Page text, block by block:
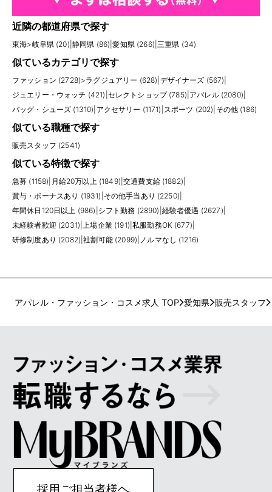
近隣の都道府県で探す
東海>岐阜県 (20) 静岡県 (86) |愛知県 (266) |三重県 (34)
似ているカテゴリで探す
ファッション (2728)>ラグジュアリー (628) デザイナーズ (567)
ジュエリー・ウォッチ (421) セレクトショップ (785) アパレル (2080)
バッグ・シューズ (1310) アクセサリー (1171) スポーツ (202) その他 (186)
似ている職種で探す
販売スタッフ (2541)
似ている特徴で探す
急募 (1158) 月給20万以上 (1849) |交通費支給 (1882)
賞与・ボーナスあり (1931) その他手当あり (2250)
年間休日120日以上 (986) シフト勤務 (2890) 経験者優遇 (2627)
未経験者歓迎 (2031) |上場企業 (191) |私服勤務OK (677)
研修制度あり (2082) |社割可能 (2099) ノルマなし (1216)
アパレル・ファッション・コスメ求人 TOP 愛知県 販売スタッフ
採用ご担当者様ヘ